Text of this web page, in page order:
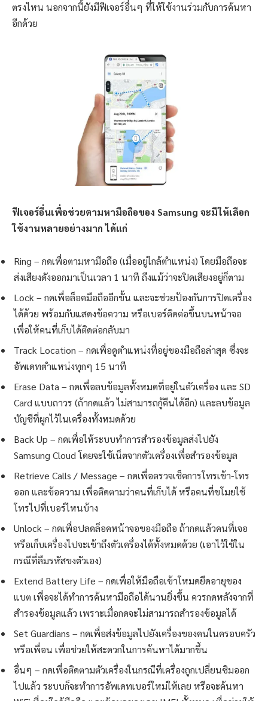
ตรงไหน นอกจากนี้ยังมีฟีเจอร์อื่นๆ ที่ให้ใช้งานร่วมกับการค้นหา
อีกด้วย
ฟีเจอร์อื่นเพื่อช่วยตามหามือถือของ Samsung จะมีให้เลือก
ใช้งานหลายอย่างมาก ได้แก่
Ring – กดเพื่อตามหามือถือ (เมื่ออยู่ใกล้ตำแหน่ง) โดยมือถือจะ
ส่งเสียงดังออกมาเป็นเวลา 1 นาที ถึงแม้ว่าจะปิดเสียงอยู่ก็ตาม
Lock – กดเพื่อล็อคมือถืออีกขั้น และจะช่วยป้องกันการปิดเครื่อง
ได้ด้วย พร้อมกับแสดงข้อความ หรือเบอร์ติดต่อขึ้นบนหน้าจอ
เพื่อให้คนที่เก็บได้ติดต่อกลับมา
Track Location – กดเพื่อดูตำแหน่งที่อยู่ของมือถือล่าสุด ซึ่งจะ
อัพเดทตำแหน่งทุกๆ 15 นาที
Erase Data – กดเพื่อลบข้อมูลทั้งหมดที่อยู่ในตัวเครื่อง และ SD
Card แบบถาวร (ถ้ากดแล้ว ไม่สามารถกู้คืนได้อีก) และลบข้อมูล
บัญชีที่ผูกไว้ในเครื่องทั้งหมดด้วย
Back Up – กดเพื่อให้ระบบทำการสำรองข้อมูลส่งไปยัง
Samsung Cloud โดยจะใช้เน็ตจากตัวเครื่องเพื่อสำรองข้อมูล
Retrieve Calls / Message – กดเพื่อตรวจเช็คการโทรเข้า-โทร
ออก และข้อความ เพื่อติดตามว่าคนที่เก็บได้ หรือคนที่ขโมยใช้
โทรไปที่เบอร์ไหนบ้าง
Unlock – กดเพื่อปลดล็อคหน้าจอของมือถือ ถ้ากดแล้วคนที่เจอ
หรือเก็บเครื่องไปจะเข้าถึงตัวเครื่องได้ทั้งหมดด้วย (เอาไว้ใช้ใน
กรณีที่ลืมรหัสขงตัวเอง)
Extend Battery Life – กดเพื่อให้มือถือเข้าโหมดยืดอายุของ
แบต เพื่อจะได้ทำการค้นหามือถือได้นานยิ่งขึ้น ควรกดหลังจากที่
สำรองข้อมูลแล้ว เพราะเมื่อกดจะไม่สามารถสำรองข้อมูลได้
Set Guardians – กดเพื่อส่งข้อมูลไปยังเครื่องของคนในครอบครัว
หรือเพื่อน เพื่อช่วยให้สะดวกในการค้นหาได้มากขึ้น
อื่นๆ – กดเพื่อติดตามตัวเครื่องในกรณีที่เครื่องถูกเปลี่ยนซิมออก
ไปแล้ว ระบบก็จะทำการอัพเดทเบอร์ใหม่ให้เลย หรือจะค้นหา